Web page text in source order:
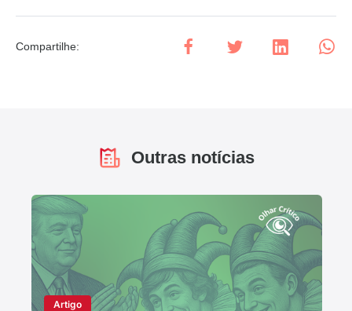
Compartilhe:
Outras notícias
Artigo